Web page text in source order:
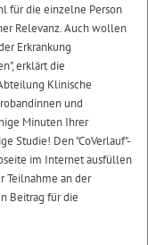
für die einzelne Person
Relevanz. Auch wollen
Erkrankung
erklärt die
Klinische
und
Minuten Ihrer
Studie! Den "CoVerlauf"-
im Internet ausfüllen
Teilnahme an der
Beitrag für die